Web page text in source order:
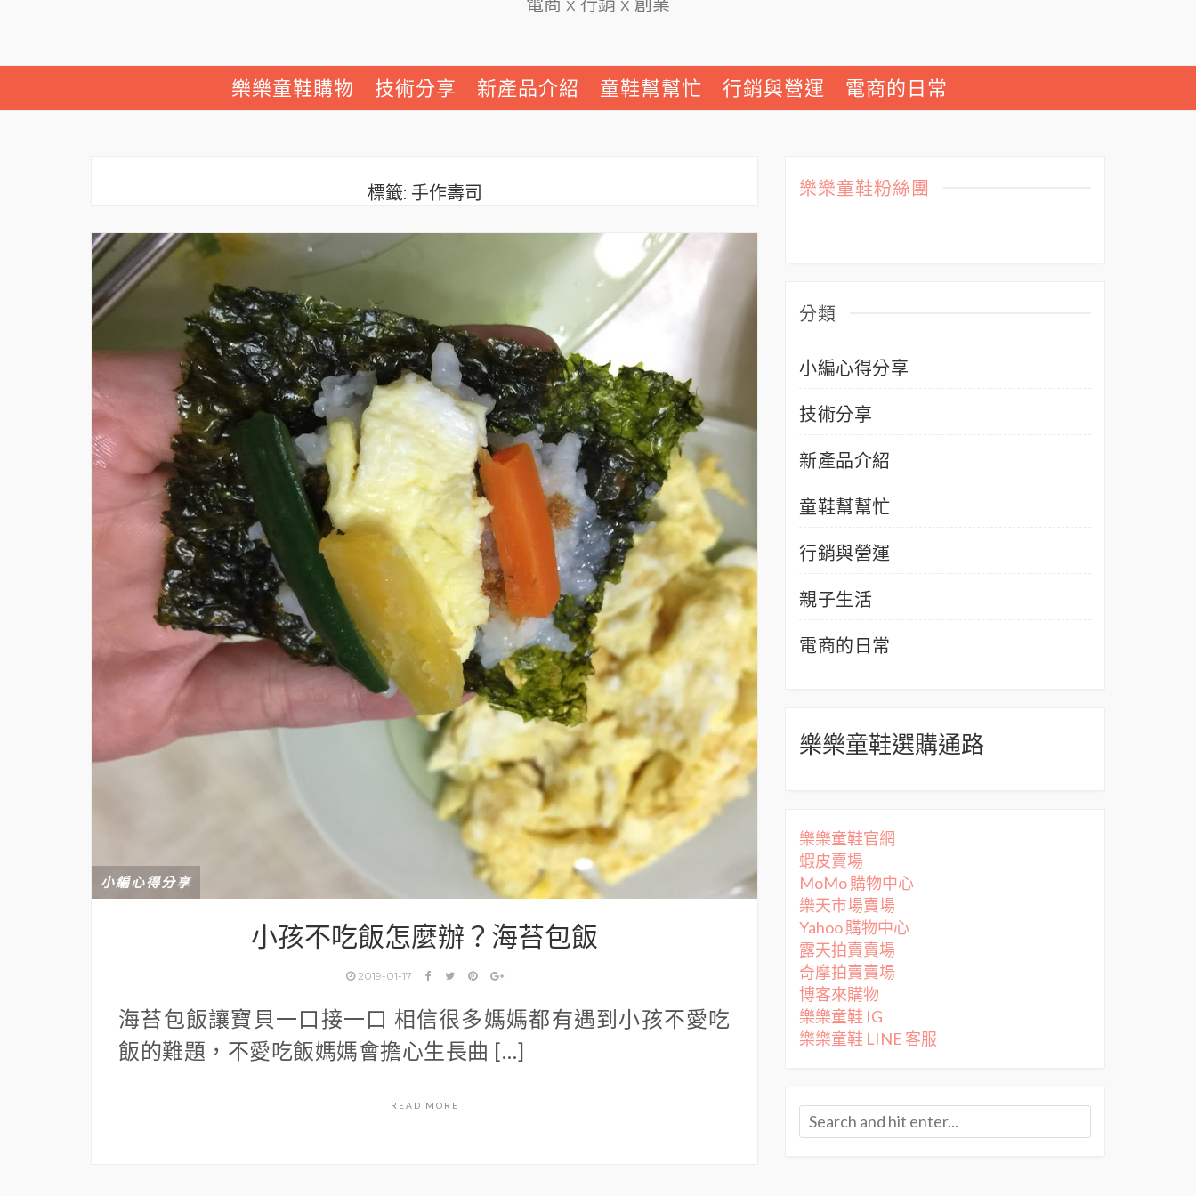
電商 x 行銷 x 創業
樂樂童鞋購物 技術分享 新產品介紹 童鞋幫幫忙 行銷與營運 電商的日常
標籤: 手作壽司
小編心得分享
小孩不吃飯怎麼辦？海苔包飯
2019-01-17
海苔包飯讓寶貝一口接一口 相信很多媽媽都有遇到小孩不愛吃
飯的難題，不愛吃飯媽媽會擔心生長曲 […]
READ MORE
樂樂童鞋粉絲團
分類
小編心得分享
技術分享
新產品介紹
童鞋幫幫忙
行銷與營運
親子生活
電商的日常
樂樂童鞋選購通路
樂樂童鞋官網
蝦皮賣場
MoMo 購物中心
樂天市場賣場
Yahoo 購物中心
露天拍賣賣場
奇摩拍賣賣場
博客來購物
樂樂童鞋 IG
樂樂童鞋 LINE 客服